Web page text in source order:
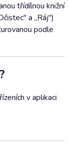
třídílnou knižní
a „Ráj")
podle
v aplikaci